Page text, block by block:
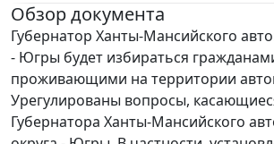
Обзор документа
Губернатор Ханты-Мансийского
- Югры будет избираться
проживающими на территории
Урегулированы вопросы,
Губернатора Ханты-Мансийского